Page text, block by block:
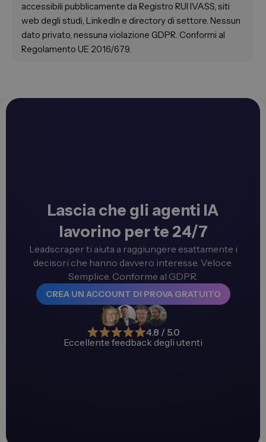
accessibili pubblicamente da Registro RUI IVASS, siti
web degli studi, LinkedIn e directory di settore. Nessun
dato privato, nessuna violazione GDPR. Conformi al
Regolamento UE 2016/679.
Lascia che gli agenti IA
lavorino per te 24/7
Leadscraper ti aiuta a raggiungere esattamente i
decisori che hanno davvero interesse. Veloce.
Semplice. Conforme al GDPR.
CREA UN ACCOUNT DI PROVA GRATUITO
4.8 / 5.0
Eccellente feedback degli utenti